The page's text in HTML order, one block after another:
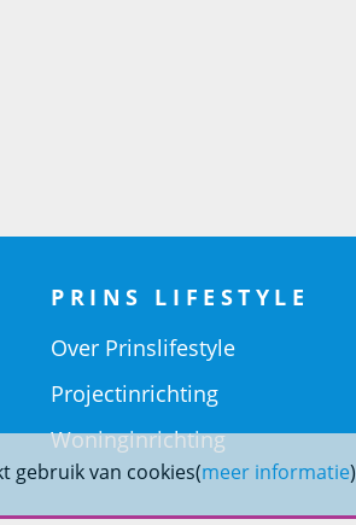
gebruik van cookies(meer informatie)
PRINS LIFESTYLE
Over Prinslifestyle
Projectinrichting
Woninginrichting